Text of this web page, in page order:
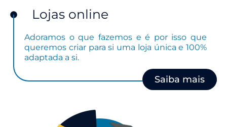
Lojas online
Adoramos o que fazemos e é por isso que
queremos criar para si uma loja única e 100%
adaptada a si.
Saiba mais